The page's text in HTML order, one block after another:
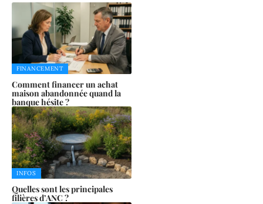
FINANCEMENT
Comment financer un achat
maison abandonnée quand la
banque hésite ?
INFOS
Quelles sont les principales
filières d’ANC ?